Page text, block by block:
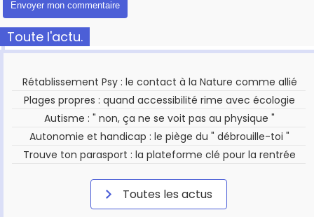
Toute l'actu.
Rétablissement Psy : le contact à la Nature comme allié
Plages propres : quand accessibilité rime avec écologie
Autisme : " non, ça ne se voit pas au physique "
Autonomie et handicap : le piège du " débrouille-toi "
Trouve ton parasport : la plateforme clé pour la rentrée
Toutes les actus